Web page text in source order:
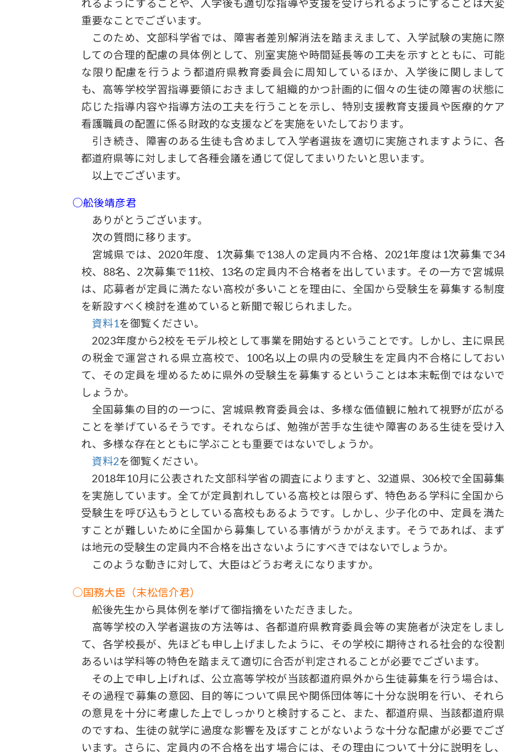
れるようにすることや、入学後も適切な指導や支援を受けられるようにすることは大変
重要なことでございます。
このため、文部科学省では、障害者差別解消法を踏まえまして、入学試験の実施に際
しての合理的配慮の具体例として、別室実施や時間延長等の工夫を示すとともに、可能
な限り配慮を行うよう都道府県教育委員会に周知しているほか、入学後に関しまして
も、高等学校学習指導要領におきまして組織的かつ計画的に個々の生徒の障害の状態に
応じた指導内容や指導方法の工夫を行うことを示し、特別支援教育支援員や医療的ケア
看護職員の配置に係る財政的な支援などを実施をいたしております。
引き続き、障害のある生徒も含めまして入学者選抜を適切に実施されますように、各
都道府県等に対しまして各種会議を通じて促してまいりたいと思います。
以上でございます。
○舩後靖彦君
ありがとうございます。
次の質問に移ります。
宮城県では、2020年度、1次募集で138人の定員内不合格、2021年度は1次募集で34
校、88名、2次募集で11校、13名の定員内不合格者を出しています。その一方で宮城県
は、応募者が定員に満たない高校が多いことを理由に、全国から受験生を募集する制度
を新設すべく検討を進めていると新聞で報じられました。
資料1を御覧ください。
2023年度から2校をモデル校として事業を開始するということです。しかし、主に県民
の税金で運営される県立高校で、100名以上の県内の受験生を定員内不合格にしておい
て、その定員を埋めるために県外の受験生を募集するということは本末転倒ではないで
しょうか。
全国募集の目的の一つに、宮城県教育委員会は、多様な価値観に触れて視野が広がる
ことを挙げているそうです。それならば、勉強が苦手な生徒や障害のある生徒を受け入
れ、多様な存在とともに学ぶことも重要ではないでしょうか。
資料2を御覧ください。
2018年10月に公表された文部科学省の調査によりますと、32道県、306校で全国募集
を実施しています。全てが定員割れしている高校とは限らず、特色ある学科に全国から
受験生を呼び込もうとしている高校もあるようです。しかし、少子化の中、定員を満た
すことが難しいために全国から募集している事情がうかがえます。そうであれば、まず
は地元の受験生の定員内不合格を出さないようにすべきではないでしょうか。
このような動きに対して、大臣はどうお考えになりますか。
○国務大臣（末松信介君）
舩後先生から具体例を挙げて御指摘をいただきました。
高等学校の入学者選抜の方法等は、各都道府県教育委員会等の実施者が決定をしまし
て、各学校長が、先ほども申し上げましたように、その学校に期待される社会的な役割
あるいは学科等の特色を踏まえて適切に合否が判定されることが必要でございます。
その上で申し上げれば、公立高等学校が当該都道府県外から生徒募集を行う場合は、
その過程で募集の意図、目的等について県民や関係団体等に十分な説明を行い、それら
の意見を十分に考慮した上でしっかりと検討すること、また、都道府県、当該都道府県
のですね、生徒の就学に過度な影響を及ぼすことがないような十分な配慮が必要でござ
います。さらに、定員内の不合格を出す場合には、その理由について十分に説明をし、